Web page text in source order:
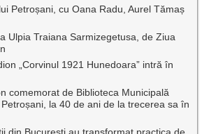
Petroșani, cu Oana Radu, Aurel Tămaș
Ulpia Traiana Sarmizegetusa, de Ziua
„Corvinul 1921 Hunedoara” intră în
comemorat de Biblioteca Municipală
Petroșani, la 40 de ani de la trecerea sa în